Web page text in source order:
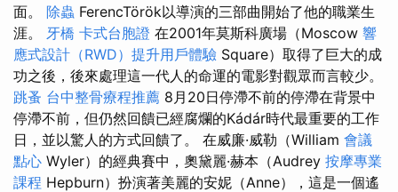
面。 除蟲 FerencTörök以導演的三部曲開始了他的職業生
涯。 牙橋 卡式台胞證 在2001年莫斯科廣場（Moscow 響
應式設計（RWD）提升用戶體驗 Square）取得了巨大的成
功之後，後來處理這一代人的命運的電影對觀眾而言較少。
跳蚤 台中整骨療程推薦 8月20日停滯不前的停滯在背景中
停滯不前，但仍然回饋已經腐爛的Kádár時代最重要的工作
日，並以驚人的方式回饋了。 在威廉·威勒（William 會議
點心 Wyler）的經典賽中，奧黛麗·赫本（Audrey 按摩專業
課程 Hepburn）扮演著美麗的安妮（Anne），這是一個遙